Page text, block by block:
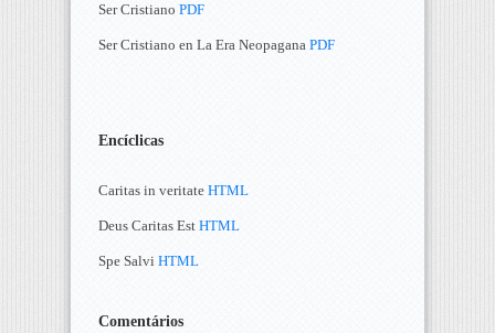
Ser Cristiano PDF
Ser Cristiano en La Era Neopagana PDF
Encíclicas
Caritas in veritate HTML
Deus Caritas Est HTML
Spe Salvi HTML
Comentários